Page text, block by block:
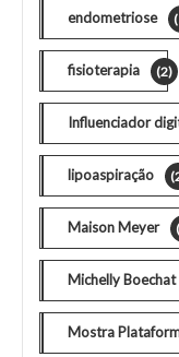
endometriose
fisioterapia (2)
Influenciador
lipoaspiração
Maison Meyer
Michelly Boechat
Mostra